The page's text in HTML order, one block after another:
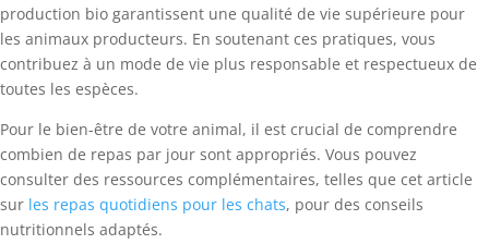
production bio garantissent une qualité de vie supérieure pour
les animaux producteurs. En soutenant ces pratiques, vous
contribuez à un mode de vie plus responsable et respectueux de
toutes les espèces.
Pour le bien-être de votre animal, il est crucial de comprendre
combien de repas par jour sont appropriés. Vous pouvez
consulter des ressources complémentaires, telles que cet article
sur les repas quotidiens pour les chats, pour des conseils
nutritionnels adaptés.